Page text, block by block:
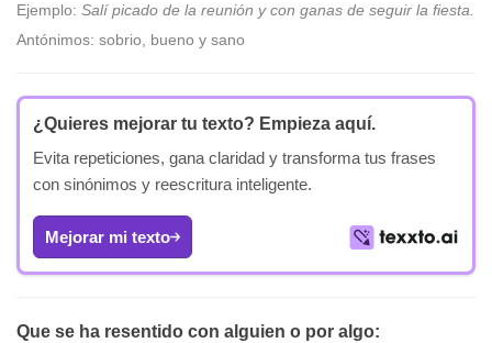
Ejemplo: Salí picado de la reunión y con ganas de seguir la fiesta.
Antónimos: sobrio, bueno y sano
¿Quieres mejorar tu texto? Empieza aquí.
Evita repeticiones, gana claridad y transforma tus frases
con sinónimos y reescritura inteligente.
Mejorar mi texto
Que se ha resentido con alguien o por algo: